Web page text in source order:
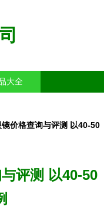
大全
价格查询与评测 以40-50
评测 以40-50